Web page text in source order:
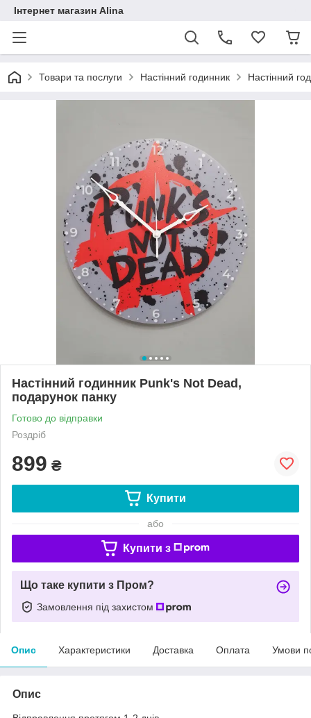
Інтернет магазин Alina
Товари та послуги Настінний годинник Настінний
Настінний годинник Punk's Not Dead,
подарунок панку
Готово до відправки
Роздріб
899 ₴
Купити
або
Купити з
Що таке купити з Пром?
Замовлення під захистом
Опис Характеристики Доставка Оплата Умови
Опис